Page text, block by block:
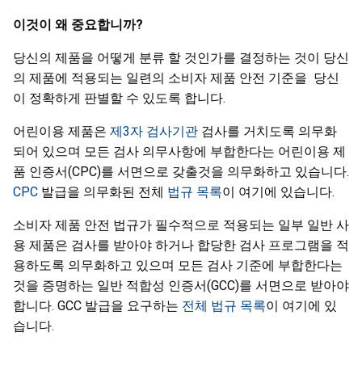
이것이 왜 중요합니까?
당신의 제품을 어떻게 분류 할 것인가를 결정하는 것이 당신
의 제품에 적용되는 일련의 소비자 제품 안전 기준을 당신
이 정확하게 판별할 수 있도록 합니다.
어린이용 제품은 제3자 검사기관 검사를 거치도록 의무화
되어 있으며 모든 검사 의무사항에 부합한다는 어린이용 제
품 인증서(CPC)를 서면으로 갖출것을 의무화하고 있습니다.
CPC 발급을 의무화된 전체 법규 목록이 여기에 있습니다.
소비자 제품 안전 법규가 필수적으로 적용되는 일부 일반 사
용 제품은 검사를 받아야 하거나 합당한 검사 프로그램을 적
용하도록 의무화하고 있으며 모든 검사 기준에 부합한다는
것을 증명하는 일반 적합성 인증서(GCC)를 서면으로 받아야
합니다. GCC 발급을 요구하는 전체 법규 목록이 여기에 있
습니다.